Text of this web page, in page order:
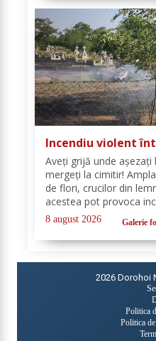
Incendiu violent
Aveți grijă unde așezați
mergeți la cimitir!
de flori, crucilor din
acestea pot provoca
astfel de eveniment s-
localitatea Ichimeni,
8 august 2026 Galerie
2026 Dorohoi
Politica
Politica